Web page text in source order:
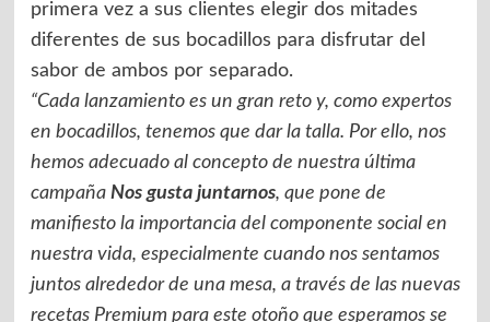
primera vez a sus clientes elegir dos mitades
diferentes de sus bocadillos para disfrutar del
sabor de ambos por separado.
“Cada lanzamiento es un gran reto y, como expertos
en bocadillos, tenemos que dar la talla. Por ello, nos
hemos adecuado al concepto de nuestra última
campaña Nos gusta juntarnos, que pone de
manifiesto la importancia del componente social en
nuestra vida, especialmente cuando nos sentamos
juntos alrededor de una mesa, a través de las nuevas
recetas Premium para este otoño que esperamos se